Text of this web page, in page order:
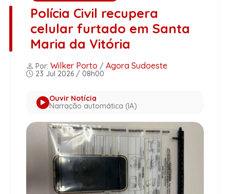
Polícia Civil recupera
celular furtado em Santa
Maria da Vitória
Por: Wilker Porto / Agora Sudoeste
23 Jul 2026 / 08h00
Ouvir Notícia
Narração automática (IA)